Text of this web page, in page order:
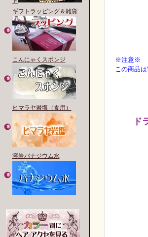
ギフトラッピング＆雑貨
こんにゃくスポンジ
ヒマラヤ岩塩（食用）
溶岩バナジウム水
※注意※
この商品
ド